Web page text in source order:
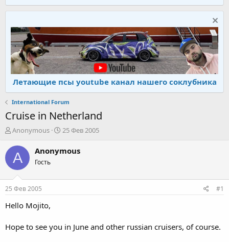
Летающие псы youtube канал нашего соклубника
International Forum
Cruise in Netherland
А
т
о
р
е
м
ы
Anonymous
Д
т
25 Фев 2005
A Anonymous
Гость
25 Фев 2005 #1
Hello Mojito,
Hope to see you in June and other russian cruisers, of course.